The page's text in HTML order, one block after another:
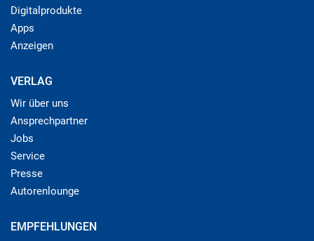
Digitalprodukte
Apps
Anzeigen
VERLAG
Wir über uns
Ansprechpartner
Jobs
Service
Presse
Autorenlounge
EMPFEHLUNGEN